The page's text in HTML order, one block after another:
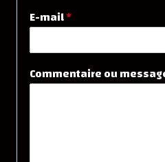
E-mail*
Commentaire ou